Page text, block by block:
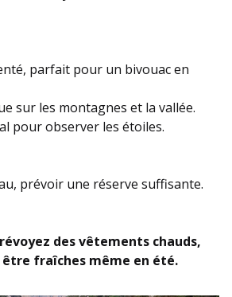
parfait pour un bivouac en
sur les montagnes et la vallée.
pour observer les étoiles.
prévoir une réserve suffisante.
des vêtements chauds,
fraîches même en été.